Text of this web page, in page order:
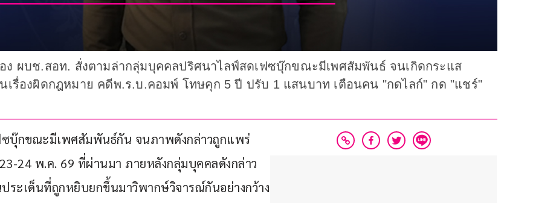
ผบช.สอท. สั่งตามล่ากลุ่มบุคคลปริศนาไลฟ์สดเฟซบุ๊กขณะมีเพศสัมพันธ์ จนเกิดกระแส
เรื่องผิดกฎหมาย คดีพ.ร.บ.คอมพ์ โทษคุก 5 ปี ปรับ 1 แสนบาท เตือนคน "กดไลก์" กด "แชร์"
บุ๊กขณะมีเพศสัมพันธ์กัน จนภาพดังกล่าวถูกแพร่
24 พ.ค. 69 ที่ผ่านมา ภายหลังกลุ่มบุคคลดังกล่าว
ระเด็นที่ถูกหยิบยกขึ้นมาวิพากษ์วิจารณ์กันอย่างกว้าง